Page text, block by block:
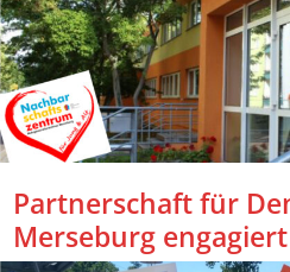
Partnerschaft für
Merseburg engagiert